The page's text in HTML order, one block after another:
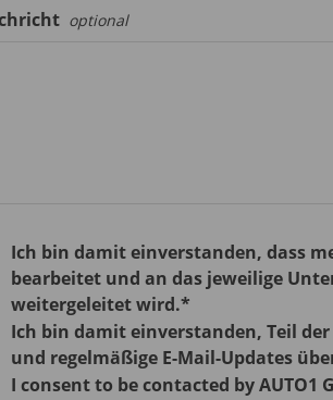
optional
Ich bin damit einverstanden, dass
bearbeitet und an das jeweilige
weitergeleitet wird.*
Ich bin damit einverstanden, Teil
und regelmäßige E-Mail-Updates
I consent to be contacted by